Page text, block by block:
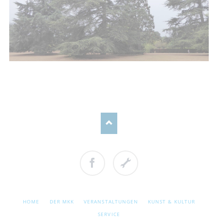
NAVIGATION
HOME DER MKK VERANSTALTUNGEN
KUNST & KULTUR
SERVICE